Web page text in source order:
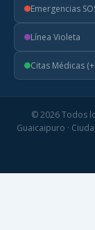
Emergencias
Línea Violeta
Citas Médicas
© 2026 Todos
Guaicaipuro ·